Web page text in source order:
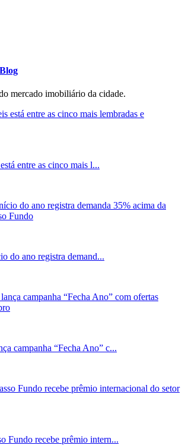
mercado imobiliário da cidade.
entre as cinco mais l...
do ano registra demand...
campanha “Fecha Ano” c...
Fundo recebe prêmio intern...